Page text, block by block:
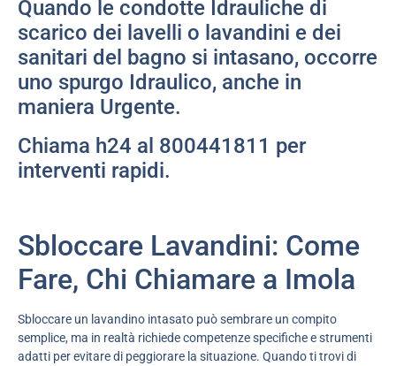
Quando le condotte Idrauliche di
scarico dei lavelli o lavandini e dei
sanitari del bagno si intasano, occorre
uno spurgo Idraulico, anche in
maniera Urgente.
Chiama h24 al 800441811 per
interventi rapidi.
Sbloccare Lavandini: Come
Fare, Chi Chiamare a Imola
Sbloccare un lavandino intasato può sembrare un compito
semplice, ma in realtà richiede competenze specifiche e strumenti
adatti per evitare di peggiorare la situazione. Quando ti trovi di